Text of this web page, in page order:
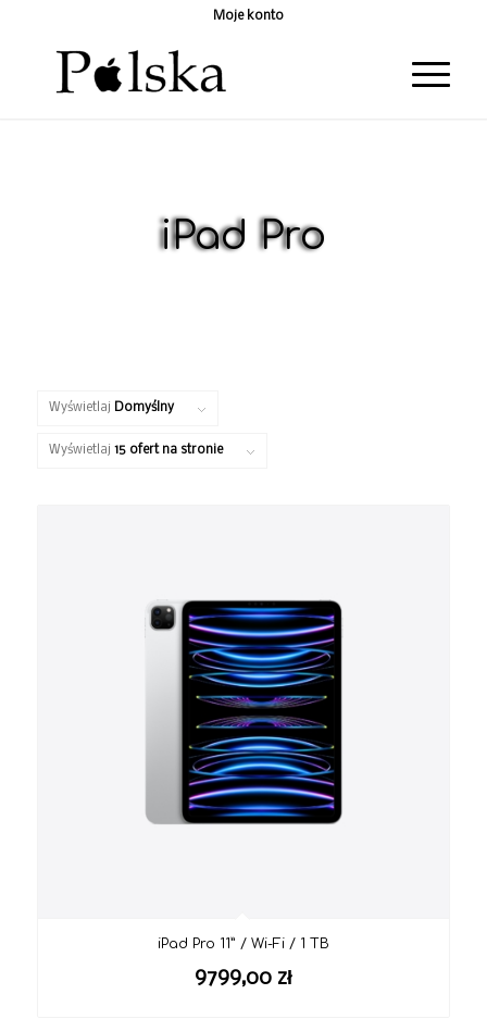
Moje konto
iPad Pro
Wyświetlaj Domyślny
Wyświetlaj 15 ofert na stronie
iPad Pro 11” / Wi-Fi / 1 TB
9799,00 zł